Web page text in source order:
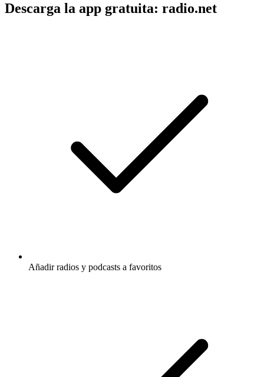
Descarga la app gratuita: radio.net
Añadir radios y podcasts a favoritos